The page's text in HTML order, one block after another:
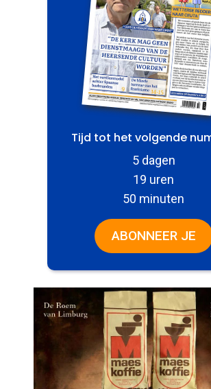
Tijd tot het volgende
5 dagen
19 uren
50 minuten
ABONNEER JE